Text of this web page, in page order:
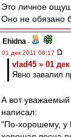
Это личное
Оно не обязано
Ehidna -
01 дек 2011 08:17
vlad45 » 01 дек
Явно завалил
А вот уважаемый
написал:
"По-хорошему, у